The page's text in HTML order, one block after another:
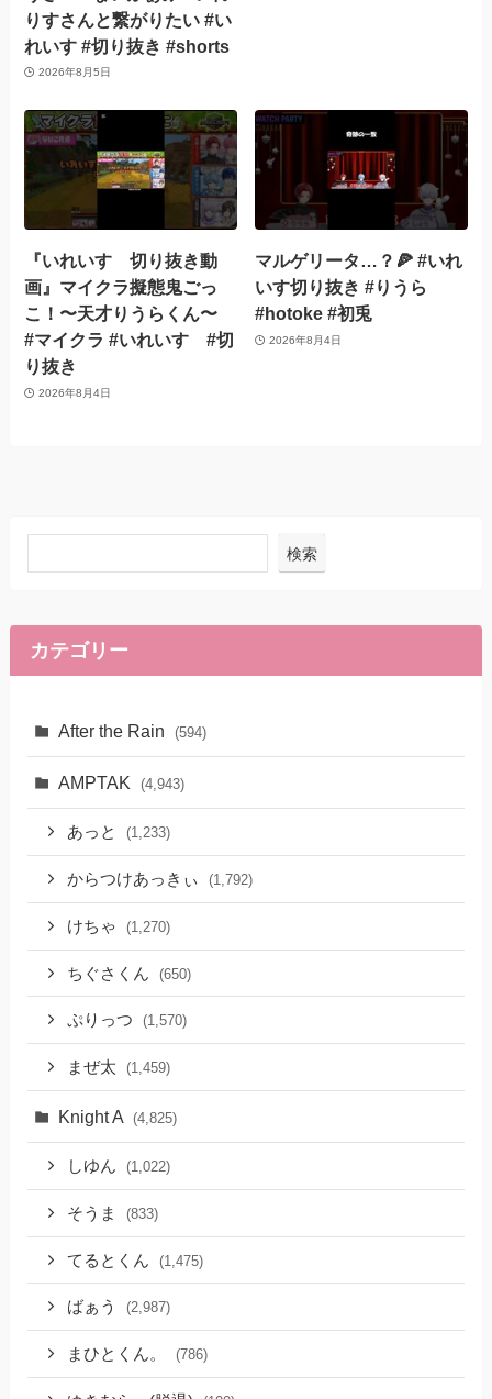
りすさんと繋がりたい #い
れいす #切り抜き #shorts
2026年8月5日
『いれいす 切り抜き動
画』マイクラ擬態鬼ごっ
こ！〜天才りうらくん〜
#マイクラ #いれいす #切
り抜き
2026年8月4日
マルゲリータ…？🍕 #いれ
いす切り抜き #りうら
#hotoke #初兎
2026年8月4日
検索
カテゴリー
After the Rain (594)
AMPTAK (4,943)
あっと (1,233)
からつけあっきぃ (1,792)
けちゃ (1,270)
ちぐさくん (650)
ぷりっつ (1,570)
まぜ太 (1,459)
Knight A (4,825)
しゆん (1,022)
そうま (833)
てるとくん (1,475)
ばぁう (2,987)
まひとくん。 (786)